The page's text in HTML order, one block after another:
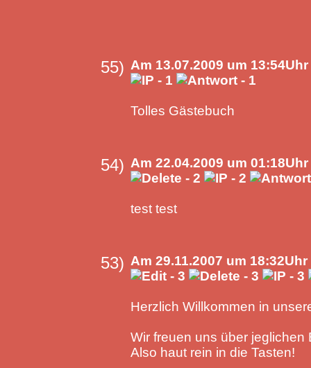
55) Am 13.07.2009 um
Tolles Gästebuch
54) Am 22.04.2009 um
test test
53) Am 29.11.2007 um
Herzlich Willkommen in
Wir freuen uns über jeglichen
Also haut rein in die Tasten!